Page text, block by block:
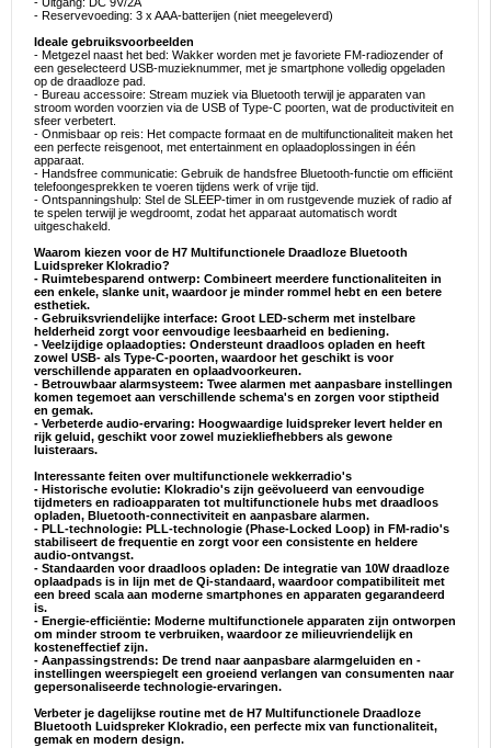
- Reservevoeding: 3 x AAA-batterijen (niet meegeleverd)
Ideale gebruiksvoorbeelden
- Metgezel naast het bed: Wakker worden met je favoriete FM-radiozender of
een geselecteerd USB-muzieknummer, met je smartphone volledig opgeladen
op de draadloze pad.
- Bureau accessoire: Stream muziek via Bluetooth terwijl je apparaten van
stroom worden voorzien via de USB of Type-C poorten, wat de productiviteit en
sfeer verbetert.
- Onmisbaar op reis: Het compacte formaat en de multifunctionaliteit maken het
een perfecte reisgenoot, met entertainment en oplaadoplossingen in één
apparaat.
- Handsfree communicatie: Gebruik de handsfree Bluetooth-functie om efficiënt
telefoongesprekken te voeren tijdens werk of vrije tijd.
- Ontspanningshulp: Stel de SLEEP-timer in om rustgevende muziek of radio af
te spelen terwijl je wegdroomt, zodat het apparaat automatisch wordt
uitgeschakeld.
Waarom kiezen voor de H7 Multifunctionele Draadloze Bluetooth
Luidspreker Klokradio?
- Ruimtebesparend ontwerp: Combineert meerdere functionaliteiten in
een enkele, slanke unit, waardoor je minder rommel hebt en een betere
esthetiek.
- Gebruiksvriendelijke interface: Groot LED-scherm met instelbare
helderheid zorgt voor eenvoudige leesbaarheid en bediening.
- Veelzijdige oplaadopties: Ondersteunt draadloos opladen en heeft
zowel USB- als Type-C-poorten, waardoor het geschikt is voor
verschillende apparaten en oplaadvoorkeuren.
- Betrouwbaar alarmsysteem: Twee alarmen met aanpasbare instellingen
komen tegemoet aan verschillende schema's en zorgen voor stiptheid
en gemak.
- Verbeterde audio-ervaring: Hoogwaardige luidspreker levert helder en
rijk geluid, geschikt voor zowel muziekliefhebbers als gewone
luisteraars.
Interessante feiten over multifunctionele wekkerradio's
- Historische evolutie: Klokradio's zijn geëvolueerd van eenvoudige
tijdmeters en radioapparaten tot multifunctionele hubs met draadloos
opladen, Bluetooth-connectiviteit en aanpasbare alarmen.
- PLL-technologie: PLL-technologie (Phase-Locked Loop) in FM-radio's
stabiliseert de frequentie en zorgt voor een consistente en heldere
audio-ontvangst.
- Standaarden voor draadloos opladen: De integratie van 10W draadloze
oplaadpads is in lijn met de Qi-standaard, waardoor compatibiliteit met
een breed scala aan moderne smartphones en apparaten gegarandeerd
is.
- Energie-efficiëntie: Moderne multifunctionele apparaten zijn ontworpen
om minder stroom te verbruiken, waardoor ze milieuvriendelijk en
kosteneffectief zijn.
- Aanpassingstrends: De trend naar aanpasbare alarmgeluiden en -
instellingen weerspiegelt een groeiend verlangen van consumenten naar
gepersonaliseerde technologie-ervaringen.
Verbeter je dagelijkse routine met de H7 Multifunctionele Draadloze
Bluetooth Luidspreker Klokradio, een perfecte mix van functionaliteit,
gemak en modern design.